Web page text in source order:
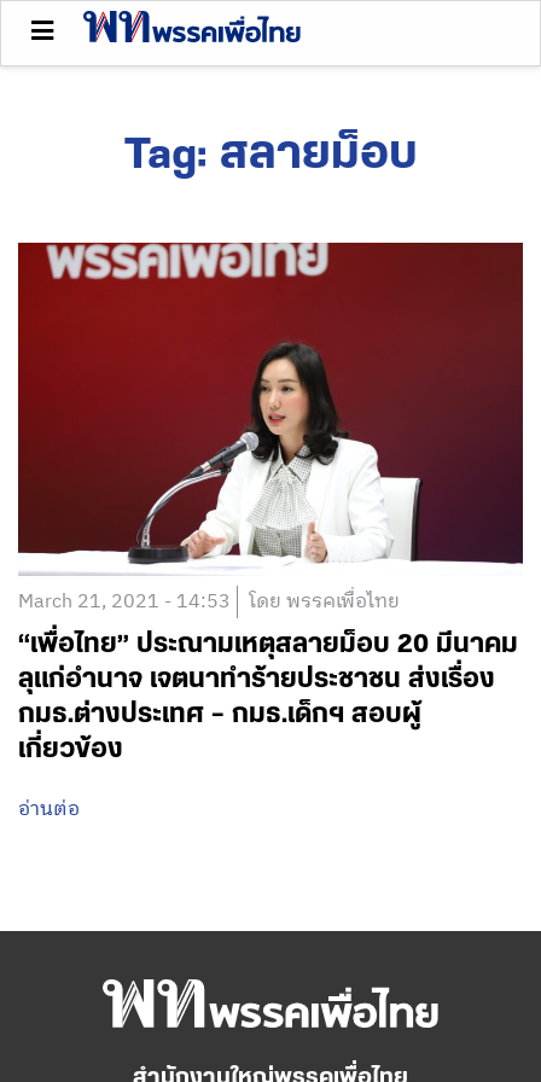
Tag: สลายม็อบ
March 21, 2021 - 14:53 โดย พรรคเพื่อไทย
“เพื่อไทย” ประณามเหตุสลายม็อบ 20 มีนาคม
ลุแก่อำนาจ เจตนาทำร้ายประชาชน ส่งเรื่อง
กมธ.ต่างประเทศ – กมธ.เด็กฯ สอบผู้
เกี่ยวข้อง
อ่านต่อ